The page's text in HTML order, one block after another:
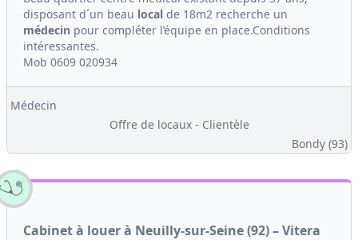
disposant d´un beau local de 18m2 recherche un
médecin pour compléter l’équipe en place.Conditions
intéressantes.
Mob 0609 020934
Médecin
Offre de locaux - Clientèle
Bondy (93)
Cabinet à louer à Neuilly-sur-Seine (92) – Vitera